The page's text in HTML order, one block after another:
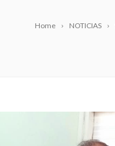
Home NOTICIAS